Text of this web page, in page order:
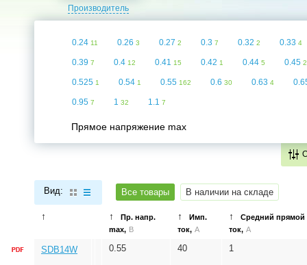
Производитель
0.24 11 0.26 3 0.27 2 0.3 7 0.32 2 0.33 4
0.39 7 0.4 12 0.41 15 0.42 1 0.44 5 0.45
0.525 1 0.54 1 0.55 162 0.6 30 0.63 4
0.95 7 1 32 1.1 7
Прямое напряжение max
Вид: Все товары В наличии на складе
↑ ↑
Пр. напр.
max, В
↑
Имп.
ток, A
↑
Средний прямой
ток, A
SDB14W 0.55 40 1